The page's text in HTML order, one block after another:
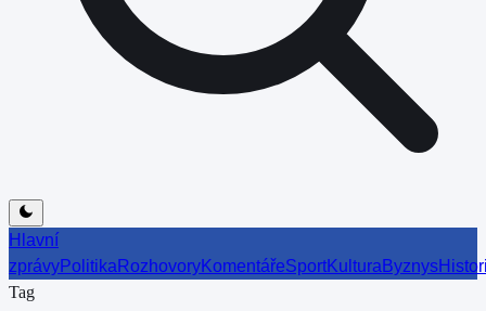
Hlavní
zprávyPolitika RozhovoryKomentářeSportKultura Byznys
Tag